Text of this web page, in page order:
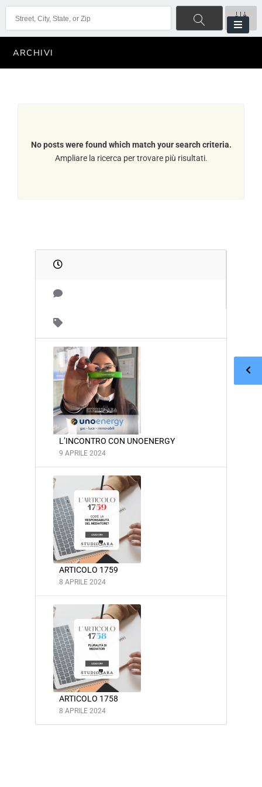
ARCHIVI
No posts were found which match your search criteria.
Ampliare la ricerca per trovare più risultati.
L’INCONTRO CON UNOENERGY
9 APRILE 2024
ARTICOLO 1759
8 APRILE 2024
ARTICOLO 1758
8 APRILE 2024